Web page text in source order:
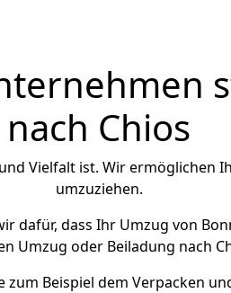
nach Chios
Vielfalt ist. Wir ermöglichen
umzuziehen.
dafür, dass Ihr Umzug von
Umzug oder Beiladung nach
zum Beispiel dem Verpacken